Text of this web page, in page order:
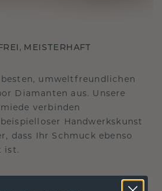
MEISTERHAFT
umweltfreundlichen
Diamanten aus. Unsere
verbinden
Handwerkskunst
dass Ihr Schmuck ebenso
ist.